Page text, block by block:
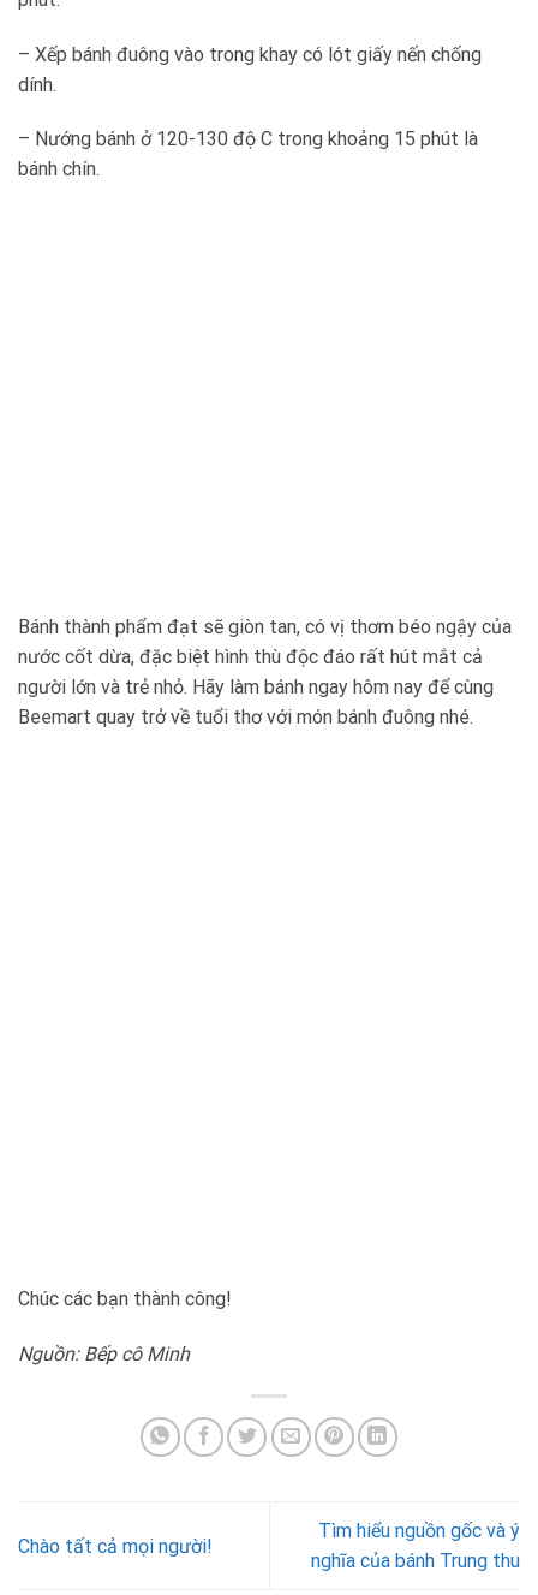
– Xếp bánh đuông vào trong khay có lót giấy nến chống
dính.
– Nướng bánh ở 120-130 độ C trong khoảng 15 phút là
bánh chín.
Bánh thành phẩm đạt sẽ giòn tan, có vị thơm béo ngậy của
nước cốt dừa, đặc biệt hình thù độc đáo rất hút mắt cả
người lớn và trẻ nhỏ. Hãy làm bánh ngay hôm nay để cùng
Beemart quay trở về tuổi thơ với món bánh đuông nhé.
Chúc các bạn thành công!
Nguồn: Bếp cô Minh
Chào tất cả mọi người!
Tìm hiểu nguồn gốc và ý
nghĩa của bánh Trung thu